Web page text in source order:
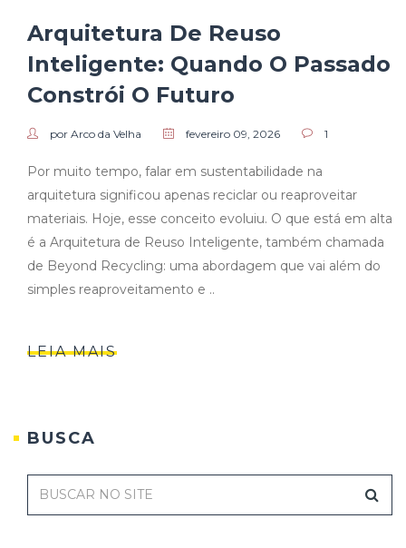
Arquitetura De Reuso
Inteligente: Quando O Passado
Constrói O Futuro
por Arco da Velha fevereiro 09, 2026 1
Por muito tempo, falar em sustentabilidade na
arquitetura significou apenas reciclar ou reaproveitar
materiais. Hoje, esse conceito evoluiu. O que está em alta
é a Arquitetura de Reuso Inteligente, também chamada
de Beyond Recycling: uma abordagem que vai além do
simples reaproveitamento e ..
LEIA MAIS
BUSCA